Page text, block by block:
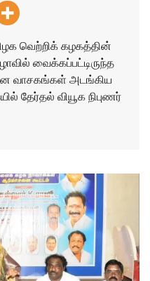
வெற்றிக் கழகத்தின்
வைக்கப்பட்டிருந்த
வாசகங்கள் அடங்கிய
தேர்தல் வியூக நிபுணர்